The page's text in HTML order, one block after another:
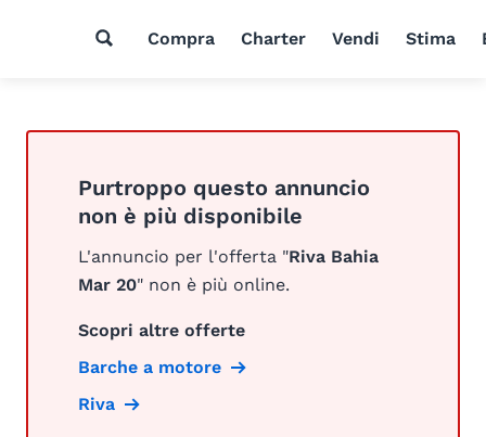
Compra Charter Vendi Stima
Purtroppo questo annuncio
non è più disponibile
L'annuncio per l'offerta "Riva Bahia
Mar 20" non è più online.
Scopri altre offerte
Barche a motore
Riva